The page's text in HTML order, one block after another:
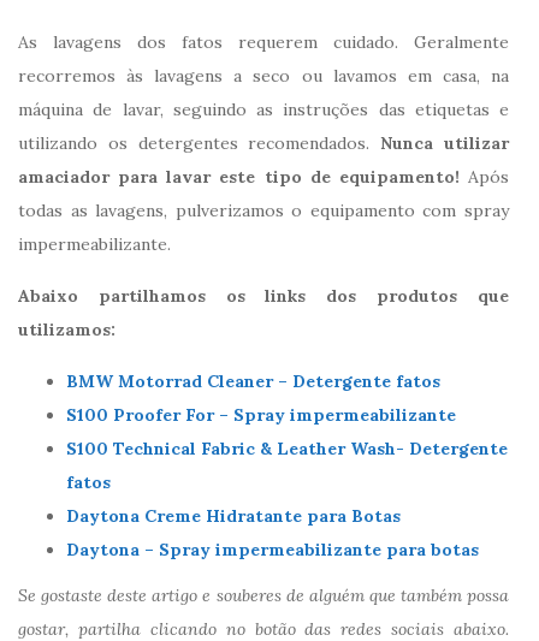
As lavagens dos fatos requerem cuidado. Geralmente
recorremos às lavagens a seco ou lavamos em casa, na
máquina de lavar, seguindo as instruções das etiquetas e
utilizando os detergentes recomendados.Nunca utilizar
amaciador para lavar este tipo de equipamento! Após
todas as lavagens, pulverizamos o equipamento com spray
impermeabilizante.
Abaixo partilhamos os links dos produtos que
utilizamos:
BMW Motorrad Cleaner – Detergente fatos
S100 Proofer For – Spray impermeabilizante
S100 Technical Fabric & Leather Wash- Detergente
fatos
Daytona Creme Hidratante para Botas
Daytona – Spray impermeabilizante para botas
Se gostaste deste artigo e souberes de alguém que também possa
gostar, partilha clicando no botão das redes sociais abaixo.